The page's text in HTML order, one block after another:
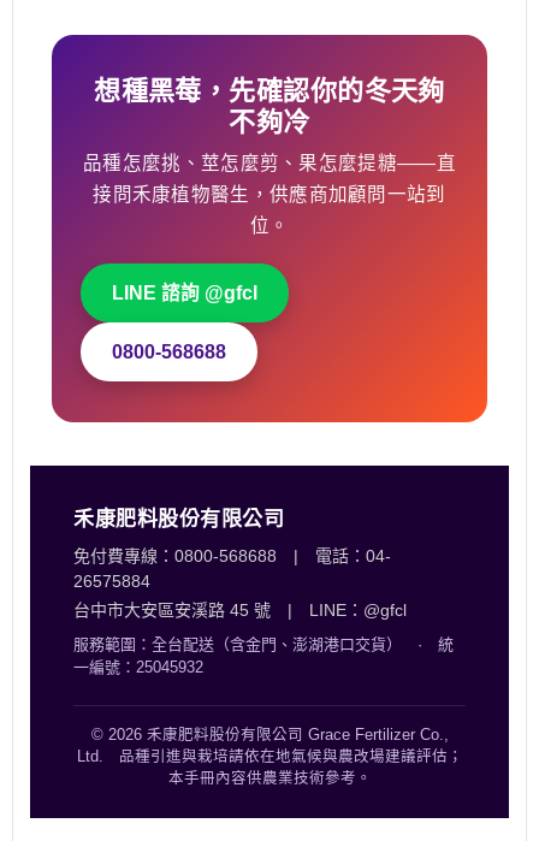
想種黑莓，先確認你的冬天夠
不夠冷
品種怎麼挑、莖怎麼剪、果怎麼提糖——直
接問禾康植物醫生，供應商加顧問一站到
位。
LINE 諮詢 @gfcl
0800-568688
禾康肥料股份有限公司
免付費專線：0800-568688 | 電話：04-
26575884
台中市大安區安溪路 45 號 | LINE：@gfcl
服務範圍：全台配送（含金門、澎湖港口交貨） · 統
一編號：25045932
© 2026 禾康肥料股份有限公司 Grace Fertilizer Co.,
Ltd. 品種引進與栽培請依在地氣候與農改場建議評估；
本手冊內容供農業技術參考。